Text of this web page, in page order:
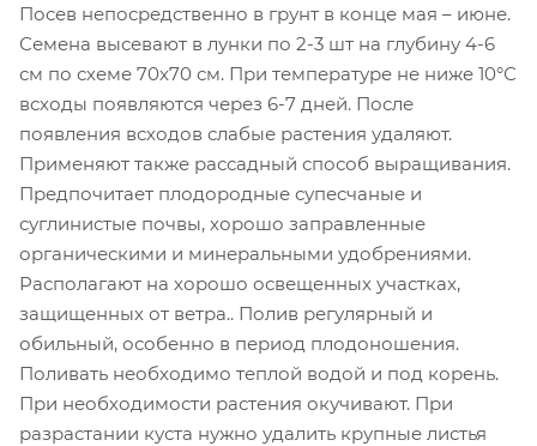
Посев непосредственно в грунт в конце мая – июне.
Семена высевают в лунки по 2-3 шт на глубину 4-6
см по схеме 70x70 см. При температуре не ниже 10°С
всходы появляются через 6-7 дней. После
появления всходов слабые растения удаляют.
Применяют также рассадный способ выращивания.
Предпочитает плодородные супесчаные и
суглинистые почвы, хорошо заправленные
органическими и минеральными удобрениями.
Располагают на хорошо освещенных участках,
защищенных от ветра.. Полив регулярный и
обильный, особенно в период плодоношения.
Поливать необходимо теплой водой и под корень.
При необходимости растения окучивают. При
разрастании куста нужно удалить крупные листья